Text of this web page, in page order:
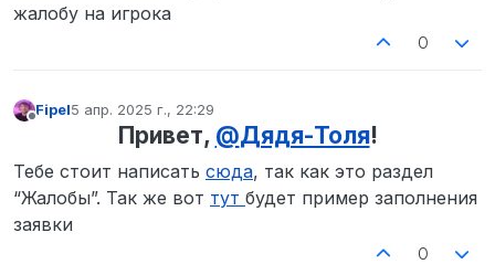
жалобу на игрока
0
Не в сети
Fipel5 апр. 2025 г., 22:29
отредактировано
Привет, @Дядя-Толя!
Тебе стоит написать сюда, так как это раздел
“Жалобы”. Так же вот тут будет пример заполнения
заявки
0